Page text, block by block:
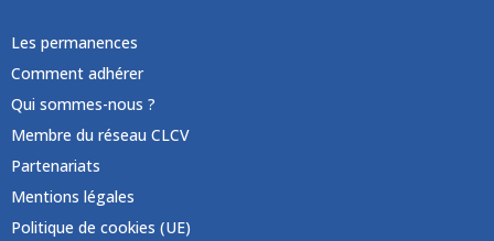
Les permanences
Comment adhérer
Qui sommes-nous ?
Membre du réseau CLCV
Partenariats
Mentions légales
Politique de cookies (UE)